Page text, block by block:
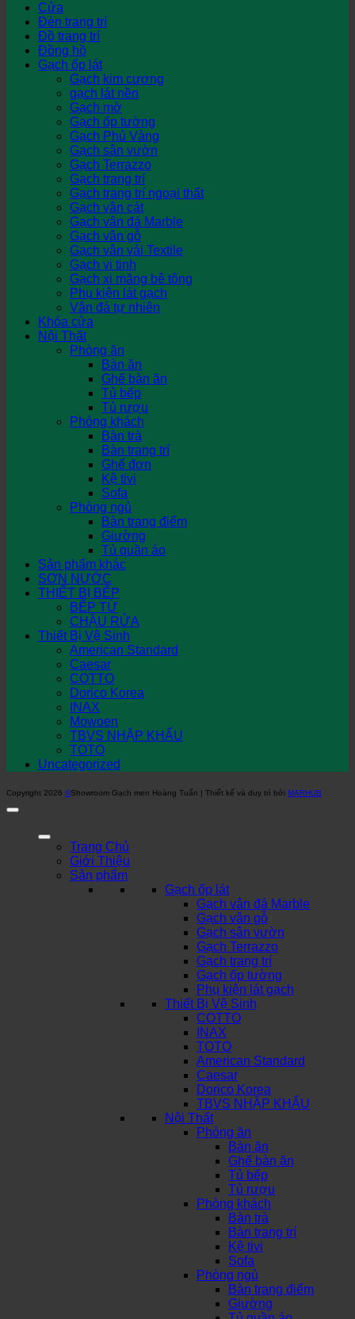
Cửa
Đèn trang trí
Đồ trang trí
Đồng hồ
Gạch ốp lát
Gạch kim cương
gạch lát nền
Gạch mờ
Gạch ốp tường
Gạch Phủ Vàng
Gạch sân vườn
Gạch Terrazzo
Gạch trang trí
Gạch trang trí ngoại thất
Gạch vân cát
Gạch vân đá Marble
Gạch vân gỗ
Gạch vân vải Textile
Gạch vi tinh
Gạch xi măng bê tông
Phụ kiện lát gạch
Vân đá tự nhiên
Khóa cửa
Nội Thất
Phòng ăn
Bàn ăn
Ghế bàn ăn
Tủ bếp
Tủ rượu
Phòng khách
Bàn trà
Bàn trang trí
Ghế đơn
Kệ tivi
Sofa
Phòng ngủ
Bàn trang điểm
Giường
Tủ quần áo
Sản phẩm khác
SƠN NƯỚC
THIẾT BỊ BẾP
BẾP TỪ
CHẬU RỬA
Thiết Bị Vệ Sinh
American Standard
Caesar
COTTO
Dorico Korea
INAX
Mowoen
TBVS NHẬP KHẨU
TOTO
Uncategorized
Copyright 2026 ©Showroom Gạch men Hoàng Tuấn | Thiết kế và duy trì bởi MARHUB
Trang Chủ
Giới Thiệu
Sản phẩm
Gạch ốp lát
Gạch vân đá Marble
Gạch vân gỗ
Gạch sân vườn
Gạch Terrazzo
Gạch trang trí
Gạch ốp tường
Phụ kiện lát gạch
Thiết Bị Vệ Sinh
COTTO
INAX
TOTO
American Standard
Caesar
Dorico Korea
TBVS NHẬP KHẨU
Nội Thất
Phòng ăn
Bàn ăn
Ghế bàn ăn
Tủ bếp
Tủ rượu
Phòng khách
Bàn trà
Bàn trang trí
Kệ tivi
Sofa
Phòng ngủ
Bàn trang điểm
Giường